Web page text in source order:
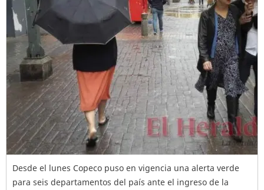
Desde el lunes Copeco puso en vigencia una alerta verde
para seis departamentos del país ante el ingreso de la